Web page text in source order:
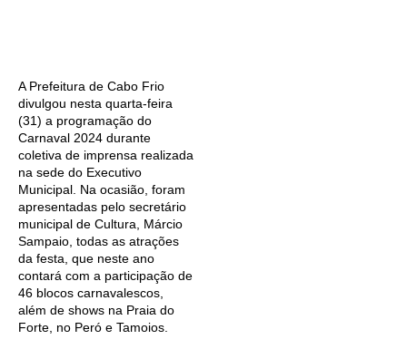
A Prefeitura de Cabo Frio
divulgou nesta quarta-feira
(31) a programação do
Carnaval 2024 durante
coletiva de imprensa realizada
na sede do Executivo
Municipal. Na ocasião, foram
apresentadas pelo secretário
municipal de Cultura, Márcio
Sampaio, todas as atrações
da festa, que neste ano
contará com a participação de
46 blocos carnavalescos,
além de shows na Praia do
Forte, no Peró e Tamoios.